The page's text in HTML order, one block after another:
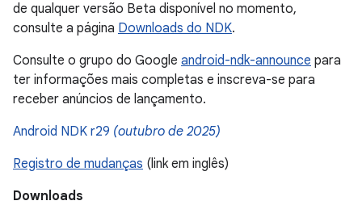
de qualquer versão Beta disponível no momento,
consulte a página Downloads do NDK.
Consulte o grupo do Google android-ndk-announce para
ter informações mais completas e inscreva-se para
receber anúncios de lançamento.
Android NDK r29 (outubro de 2025)
Registro de mudanças (link em inglês)
Downloads